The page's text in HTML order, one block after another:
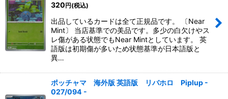
320円(税込)
出品しているカードは全て正規品です。 〔Near
Mint〕 当店基準での美品です。多少の白欠けやス
レ傷がある状態でもNear Mintとしています。 英
語版は初期傷が多いため状態基準が日本語版と
異…
ポッチャマ 海外版 英語版 リバホロ Piplup -
027/094 -